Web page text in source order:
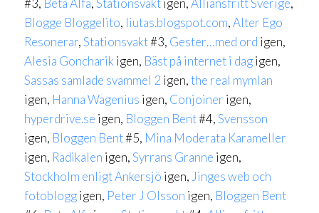
Blogge Bloggelito, liutas.blogspot.com,Alter Ego
Resonerar,Stationsvakt#3, Gester…med ord igen,
Alesia Goncharik igen, Bäst på internet i dagigen,
Sassas samlade svammel 2 igen,the real mymlan
igen, Hanna Wagenius igen, Conjoiner igen,
hyperdrive.se igen, Bloggen Bent#4,Svensson
igen, Bloggen Bent#5, Mina Moderata Karameller
igen, Radikalen igen,Syrrans Granne igen,
Stockholm enligt Ankersjö igen, Jinges web och
fotobloggigen, Peter J Olsson igen, Bloggen Bent